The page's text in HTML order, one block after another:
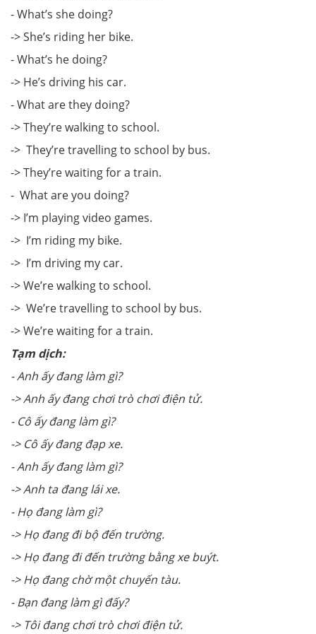
- What’s she doing?
-> She’s riding her bike.
- What’s he doing?
-> He’s driving his car.
- What are they doing?
-> They’re walking to school.
-> They’re travelling to school by bus.
-> They’re waiting for a train.
- What are you doing?
-> I’m playing video games.
-> I’m riding my bike.
-> I’m driving my car.
-> We’re walking to school.
-> We’re travelling to school by bus.
-> We’re waiting for a train.
Tạm dịch:
- Anh ấy đang làm gì?
-> Anh ấy đang chơi trò chơi điện tử.
- Cô ấy đang làm gì?
-> Cô ấy đang đạp xe.
- Anh ấy đang làm gì?
-> Anh ta đang lái xe.
- Họ đang làm gì?
-> Họ đang đi bộ đến trường.
-> Họ đang đi đến trường bằng xe buýt.
-> Họ đang chờ một chuyến tàu.
- Bạn đang làm gì đấy?
-> Tôi đang chơi trò chơi điện tử.